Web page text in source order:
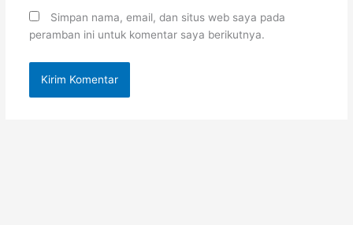
Simpan nama, email, dan situs web saya pada
peramban ini untuk komentar saya berikutnya.